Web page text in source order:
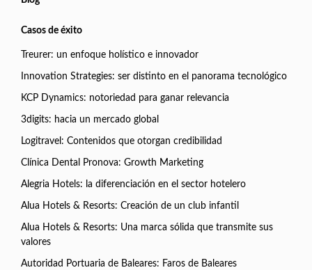
Casos de éxito
Treurer: un enfoque holístico e innovador
Innovation Strategies: ser distinto en el panorama tecnológico
KCP Dynamics: notoriedad para ganar relevancia
3digits: hacia un mercado global
Logitravel: Contenidos que otorgan credibilidad
Clínica Dental Pronova: Growth Marketing
Alegria Hotels: la diferenciación en el sector hotelero
Alua Hotels & Resorts: Creación de un club infantil
Alua Hotels & Resorts: Una marca sólida que transmite sus
valores
Autoridad Portuaria de Baleares: Faros de Baleares